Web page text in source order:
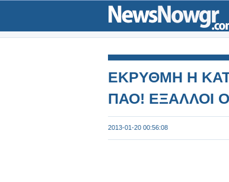
ΕΚΡΥΘΜΗ Η
ΠΑΟ! ΕΞΑΛΛΟΙ
2013-01-20 00:56:08